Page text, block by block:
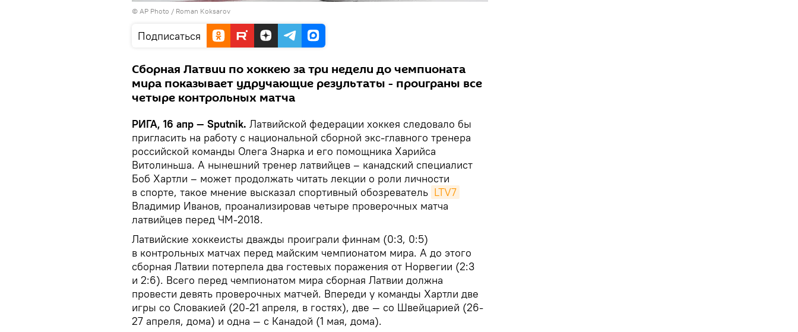
© AP Photo / Roman Koksarov
Подписаться
Сборная Латвии по хоккею за три недели до чемпионата
мира показывает удручающие результаты - проиграны все
четыре контрольных матча
РИГА, 16 апр — Sputnik. Латвийской федерации хоккея следовало бы
пригласить на работу с национальной сборной экс-главного тренера
российской команды Олега Знарка и его помощника Харийса
Витолиньша. А нынешний тренер латвийцев – канадский специалист
Боб Хартли – может продолжать читать лекции о роли личности
в спорте, такое мнение высказал спортивный обозреватель LTV7
Владимир Иванов, проанализировав четыре проверочных матча
латвийцев перед ЧМ-2018.
Латвийские хоккеисты дважды проиграли финнам (0:3, 0:5)
в контрольных матчах перед майским чемпионатом мира. А до этого
сборная Латвии потерпела два гостевых поражения от Норвегии (2:3
и 2:6). Всего перед чемпионатом мира сборная Латвии должна
провести девять проверочных матчей. Впереди у команды Хартли две
игры со Словакией (20-21 апреля, в гостях), две — со Швейцарией (26-
27 апреля, дома) и одна — с Канадой (1 мая, дома).